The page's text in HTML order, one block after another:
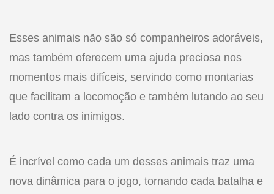
Esses animais não são só companheiros adoráveis,
mas também oferecem uma ajuda preciosa nos
momentos mais difíceis, servindo como montarias
que facilitam a locomoção e também lutando ao seu
lado contra os inimigos.
É incrível como cada um desses animais traz uma
nova dinâmica para o jogo, tornando cada batalha e